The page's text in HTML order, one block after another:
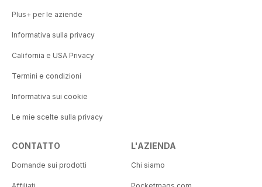
Plus+ per le aziende
Informativa sulla privacy
California e USA Privacy
Termini e condizioni
Informativa sui cookie
Le mie scelte sulla privacy
CONTATTO
Domande sui prodotti
L'AZIENDA
Chi siamo